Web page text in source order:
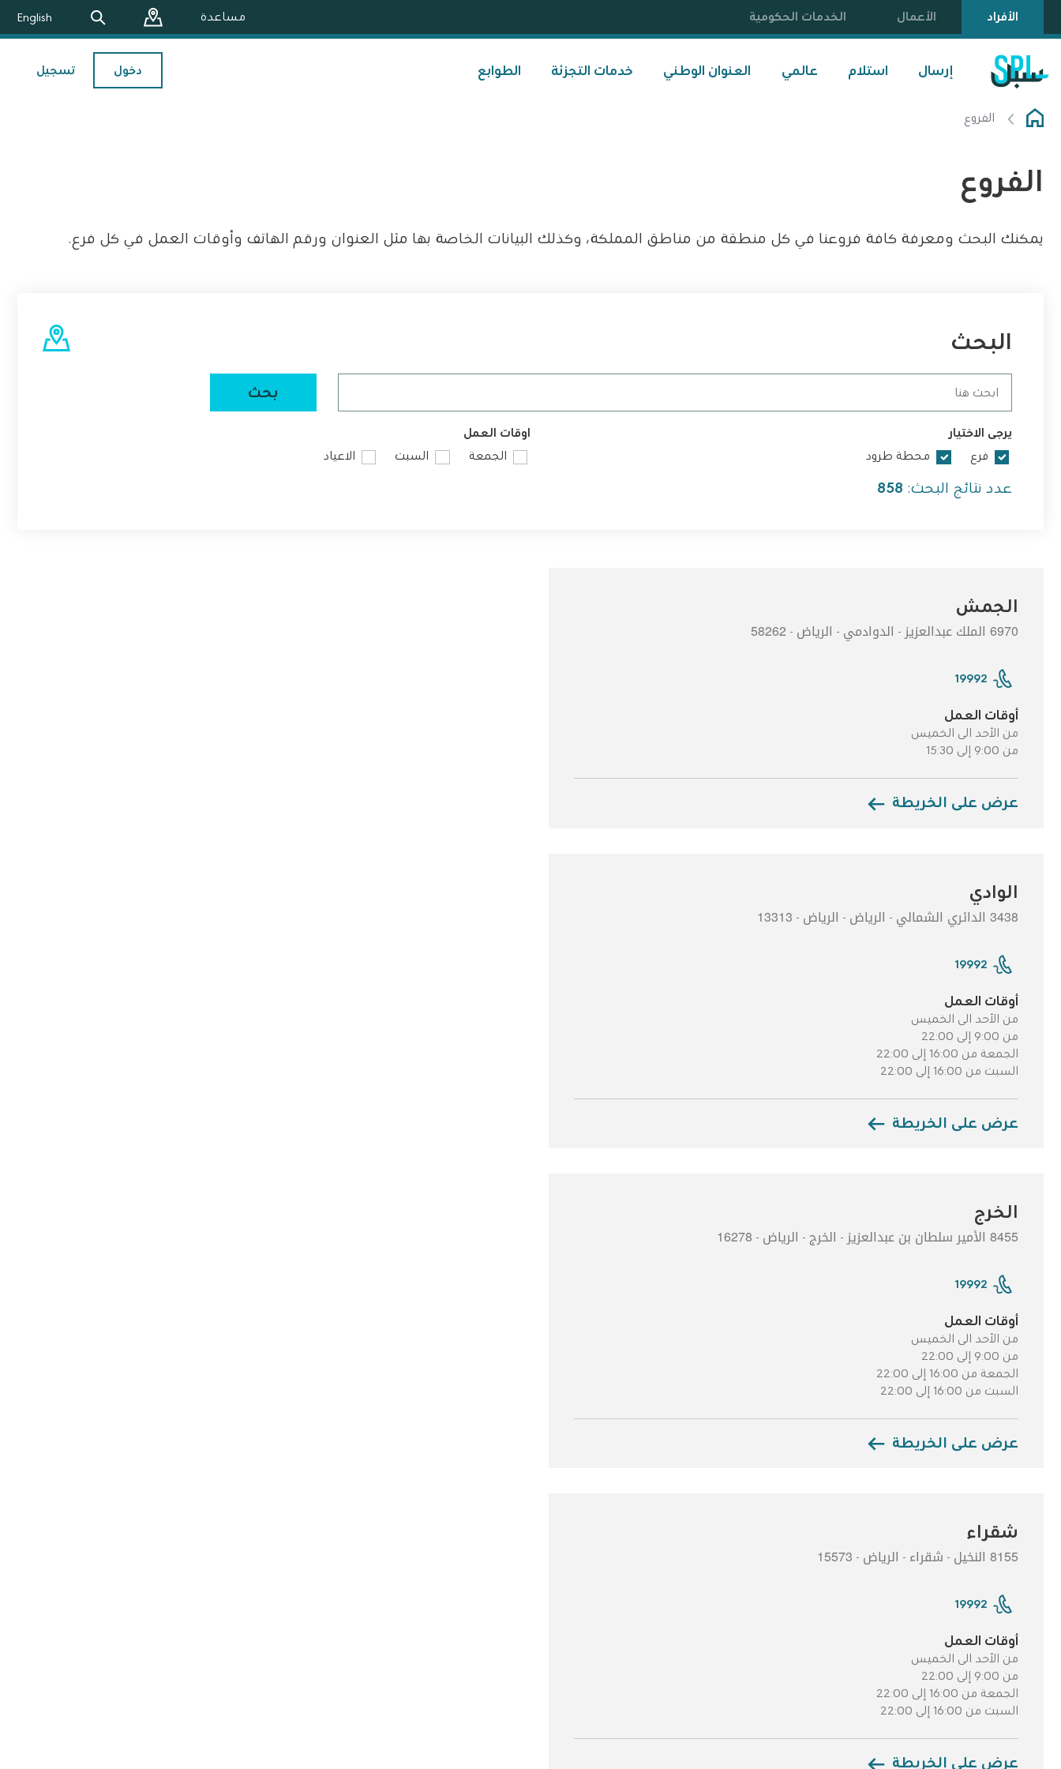
الأفراد الأعمال الخدمات الحكومية مساعدة English
إرسال استلام عالمي العنوان الوطني خدمات التجزئة الطوابع دخول تسجيل
الفروع
الفروع
يمكنك البحث ومعرفة كافة فروعنا في كل منطقة من مناطق المملكة، وكذلك البيانات الخاصة بها مثل العنوان ورقم الهاتف وأوقات العمل في كل فرع.
البحث
يرجى الاختيار
فرع
محطة طرود
اوقات العمل
الجمعة
السبت الاعياد
عدد نتائج البحث: 858
الجمش
6970 الملك عبدالعزيز - الدوادمي - الرياض -
58262
19992
أوقات العمل
من الأحد الى الخميس
من 9:00 إلى 15:30
عرض على الخريطة
الوادي
3438 الدائري الشمالي - الرياض - الرياض -
13313
19992
أوقات العمل
من الأحد الى الخميس
من 9:00 إلى 22:00
الجمعة من 16:00 إلى 22:00
السبت من 16:00 إلى 22:00
عرض على الخريطة
الخرج
8455 الأمير سلطان بن عبدالعزيز - الخرج - الرياض -
16278
19992
أوقات العمل
من الأحد الى الخميس
من 9:00 إلى 22:00
الجمعة من 16:00 إلى 22:00
السبت من 16:00 إلى 22:00
عرض على الخريطة
شقراء
8155 النخيل - شقراء - الرياض -
15573
19992
أوقات العمل
من الأحد الى الخميس
من 9:00 إلى 22:00
الجمعة من 16:00 إلى 22:00
السبت من 16:00 إلى 22:00
عرض على الخريطة